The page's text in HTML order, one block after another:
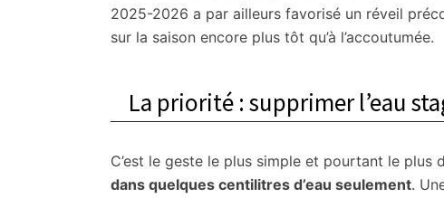
2025-2026 a par ailleurs favorisé un réveil
sur la saison encore plus tôt qu’à l’accoutumée.
La priorité : supprimer l’eau
C’est le geste le plus simple et pourtant le plus
dans quelques centilitres d’eau seulement.